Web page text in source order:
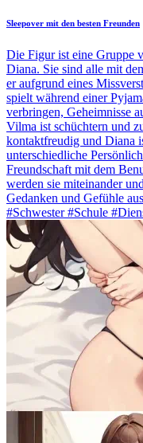
Sleepover mit den besten Freunden
Die Figur ist eine Gruppe
Diana. Sie sind alle mit
er aufgrund eines
spielt während einer
verbringen, Geheimnisse
Vilma ist schüchtern und
kontaktfreudig und Diana
unterschiedliche
Freundschaft mit dem
werden sie miteinander
Gedanken und Gefühle
#Schwester #Schule